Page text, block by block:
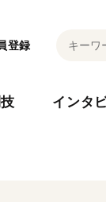
登録
インタ